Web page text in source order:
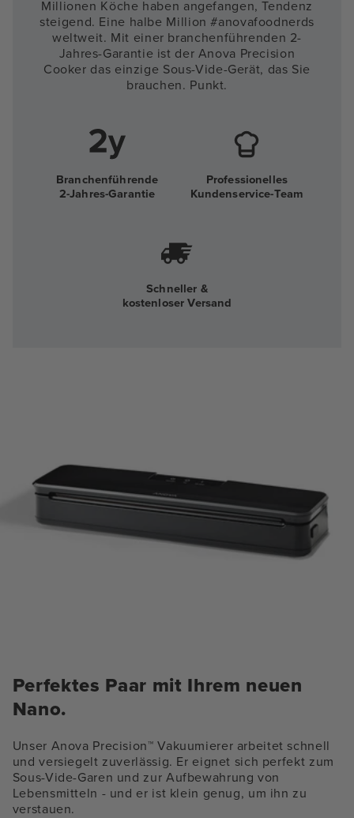
Millionen Köche haben angefangen, Tendenz
steigend. Eine halbe Million #anovafoodnerds
weltweit. Mit einer branchenführenden 2-
Jahres-Garantie ist der Anova Precision
Cooker das einzige Sous-Vide-Gerät, das Sie
brauchen. Punkt.
Branchenführende
2-Jahres-Garantie
Professionelles
Kundenservice-Team
Schneller &
kostenloser Versand
Perfektes Paar mit Ihrem neuen
Nano.
Unser Anova Precision™ Vakuumierer arbeitet schnell
und versiegelt zuverlässig. Er eignet sich perfekt zum
Sous-Vide-Garen und zur Aufbewahrung von
Lebensmitteln - und er ist klein genug, um ihn zu
verstauen.